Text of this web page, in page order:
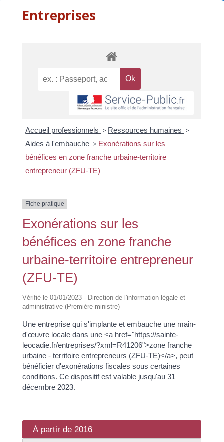
Entreprises
Accueil professionnels > Ressources humaines >
Aides à l'embauche > Exonérations sur les
bénéfices en zone franche urbaine-territoire
entrepreneur (ZFU-TE)
Fiche pratique
Exonérations sur les
bénéfices en zone franche
urbaine-territoire entrepreneur
(ZFU-TE)
Vérifié le 01/01/2023 - Direction de l'information légale et
administrative (Première ministre)
Une entreprise qui s'implante et embauche une main-
d'œuvre locale dans une <a href="https://sainte-
leocadie.fr/entreprises/?xml=R41206">zone franche
urbaine - territoire entrepreneurs (ZFU-TE)</a>, peut
bénéficier d'exonérations fiscales sous certaines
conditions. Ce dispositif est valable jusqu'au 31
décembre 2023.
À partir de 2016